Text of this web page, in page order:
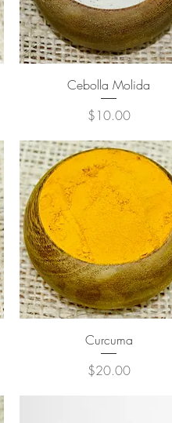
Cebolla Molida
Precio
$10.00
Curcuma
Precio
$20.00